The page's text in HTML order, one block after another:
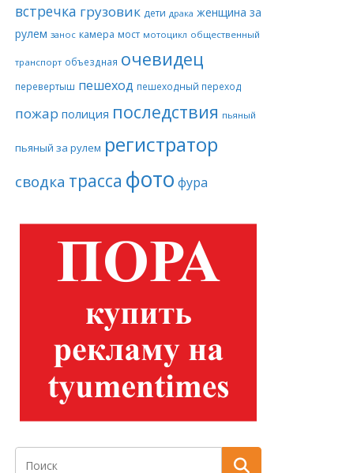
встречка грузовик дети драка женщина за
рулем занос камера мост мотоцикл общественный
транспорт объездная очевидец
перевертыш пешеход пешеходный переход
пожар полиция последствия пьяный
пьяный за рулем регистратор
сводка трасса фото фура